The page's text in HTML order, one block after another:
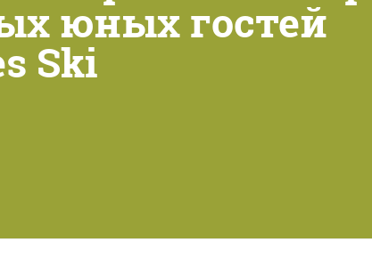
юных гостей
Ski